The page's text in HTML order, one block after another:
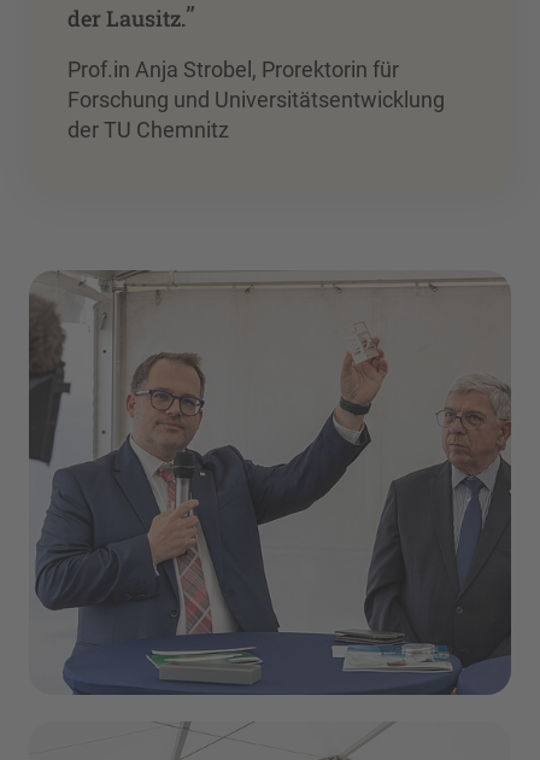
der Lausitz.”
Prof.in Anja Strobel, Prorektorin für
Forschung und Universitätsentwicklung
der TU Chemnitz